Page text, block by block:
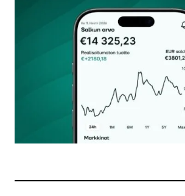
Kommentti*
Nimesi tai nimimerkkisi
Sähköpostiosoitteesi
Tilaa SalkunRakentajan uutiskirje